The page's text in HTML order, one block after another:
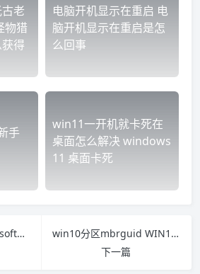
老
物猎
得
电脑开机显示在重启 电
脑开机显示在重启是怎
么回事
手
win11一开机就卡死在
桌面怎么解决 windows
11 桌面卡死
win10开机卡在microsoft账户一直转圈圈怎么办
win10分区mbrguid WIN10分区MSR可以删吗
下一篇